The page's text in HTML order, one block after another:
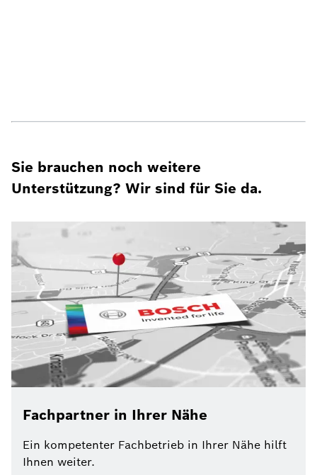
Sie brauchen noch weitere
Unterstützung? Wir sind für Sie da.
Fachpartner in Ihrer Nähe
Ein kompetenter Fachbetrieb in Ihrer Nähe hilft
Ihnen weiter.